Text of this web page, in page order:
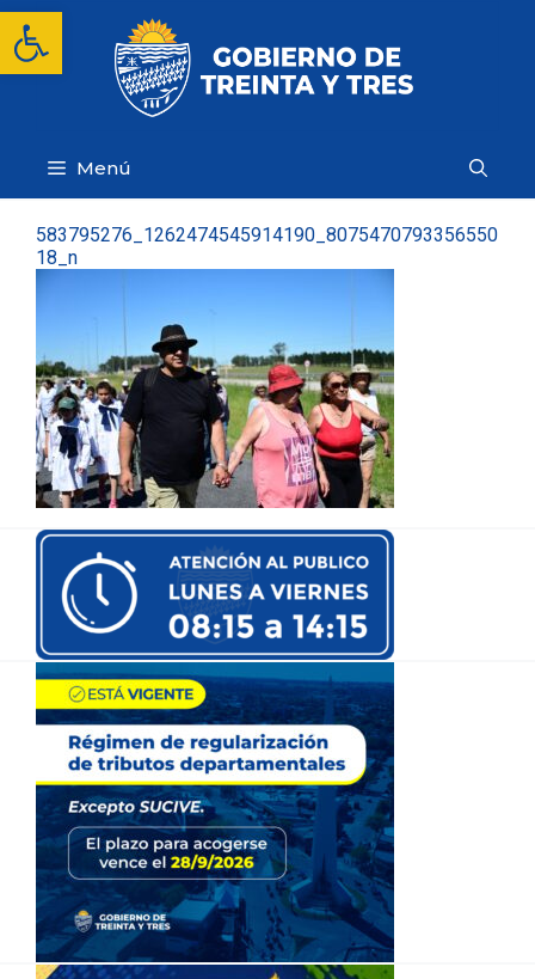
Abrir barra de herramientas
Saltar
contenido
Menú
583795276_1262474545914190_8075470793356550
18_n